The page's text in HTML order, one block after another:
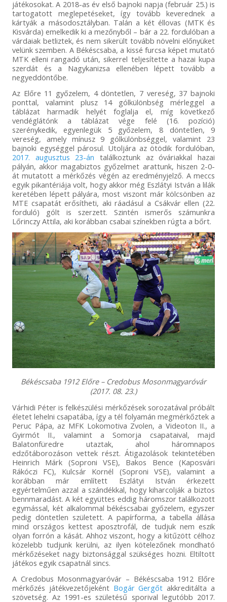
játékosokat. A 2018-as év első bajnoki napja (február 25.) is
tartogatott meglepetéseket, így tovább keverednek a
kártyák a másodosztályban. Talán a két éllovas (MTK és
Kisvárda) emelkedik ki a mezőnyből – bár a 22. fordulóban a
várdaiak betliztek, és nem sikerült tovább növelni előnyüket
velünk szemben. A Békéscsaba, a kissé furcsa képet mutató
MTK elleni rangadó után, sikerrel teljesítette a hazai kupa
szerdát és a Nagykanizsa ellenében lépett tovább a
negyeddöntőbe.
Az Előre 11 győzelem, 4 döntetlen, 7 vereség, 37 bajnoki
ponttal, valamint plusz 14 gólkülönbség mérleggel a
táblázat harmadik helyét foglalja el, míg következő
vendéglátónk a táblázat vége felé (16. pozíció)
szerénykedik, egyenlegük 5 győzelem, 8 döntetlen, 9
vereség, amely mínusz 9 gólkülönbséggel, valamint 23
bajnoki egységgel párosul. Utoljára az ötödik fordulóban,
2017. augusztus 23-án találkoztunk az óváriakkal hazai
pályán, akkor magabiztos győzelmet arattunk, hiszen 2-0-
át mutatott a mérkőzés végén az eredményjelző. A meccs
egyik pikantériája volt, hogy akkor még Eszlátyi István a lilák
keretében lépett pályára, most viszont már kölcsönben az
MTE csapatát erősítheti, aki ráadásul a Csákvár ellen (22.
forduló) gólt is szerzett. Szintén ismerős számunkra
Lőrinczy Attila, aki korábban csabai színekben rúgta a bőrt.
Békéscsaba 1912 Előre – Credobus Mosonmagyaróvár
(2017. 08. 23.)
Várhidi Péter is felkészülési mérkőzések sorozatával próbált
életet lehelni csapatába, így a tél folyamán megmérkőztek a
Peruc Pápa, az MFK Lokomotiva Zvolen, a Videoton II., a
Gyirmót II., valamint a Somorja csapataival, majd
Balatonfüredre utaztak, ahol háromnapos
edzőtáborozáson vettek részt. Átigazolások tekintetében
Heinrich Márk (Soproni VSE), Bakos Bence (Kaposvári
Rákóczi FC), Kulcsár Kornél (Soproni VSE), valamint a
korábban már említett Eszlátyi István érkezett
egyértelműen azzal a szándékkal, hogy kiharcolják a biztos
bennmaradást. A két együttes eddig háromszor találkozott
egymással, két alkalommal békéscsabai győzelem, egyszer
pedig döntetlen született. A papírforma, a tabella állása
mind országos kettest aposztrofál, de tudjuk nem eszik
olyan forrón a kását. Ahhoz viszont, hogy a kitűzött célhoz
közelebb tudjunk kerülni, az ilyen kötelezőnek mondható
mérkőzéseket nagy biztonsággal szükséges hozni. Eltiltott
játékos egyik csapatnál sincs.
A Credobus Mosonmagyaróvár – Békéscsaba 1912 Előre
mérkőzés játékvezetőjeként Bogár Gergőt akkreditálta a
szövetség. Az 1991-es születésű sporival legutóbb 2017.